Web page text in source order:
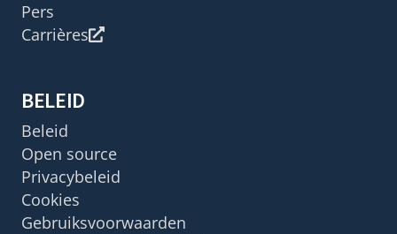
Pers
Carrières
BELEID
Beleid
Open source
Privacybeleid
Cookies
Gebruiksvoorwaarden